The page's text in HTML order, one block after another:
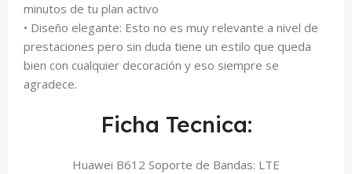
minutos de tu plan activo
• Diseño elegante: Esto no es muy relevante a nivel de
prestaciones pero sin duda tiene un estilo que queda
bien con cualquier decoración y eso siempre se
agradece.
Ficha Tecnica:
Huawei B612 Soporte de Bandas: LTE